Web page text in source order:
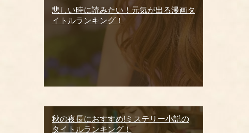
悲しい時に読みたい！元気が出る漫画タ
イトルランキング！
秋の夜長におすすめ!ミステリー小説の
タイトルランキング！